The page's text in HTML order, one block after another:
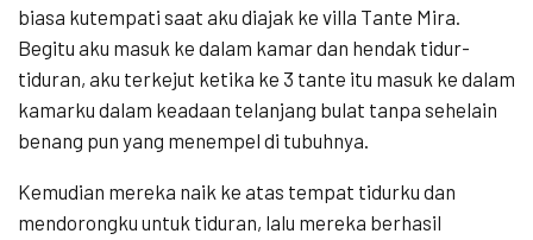
biasa kutempati saat aku diajak ke villa Tante Mira.
Begitu aku masuk ke dalam kamar dan hendak tidur-
tiduran, aku terkejut ketika ke 3 tante itu masuk ke dalam
kamarku dalam keadaan telanjang bulat tanpa sehelain
benang pun yang menempel di tubuhnya.
Kemudian mereka naik ke atas tempat tidurku dan
mendorongku untuk tiduran, lalu mereka berhasil